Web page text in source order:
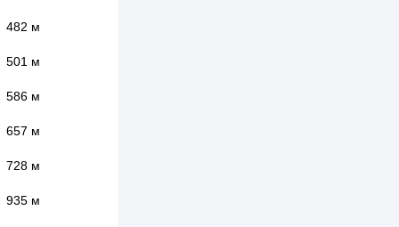
482 м
501 м
586 м
657 м
728 м
935 м